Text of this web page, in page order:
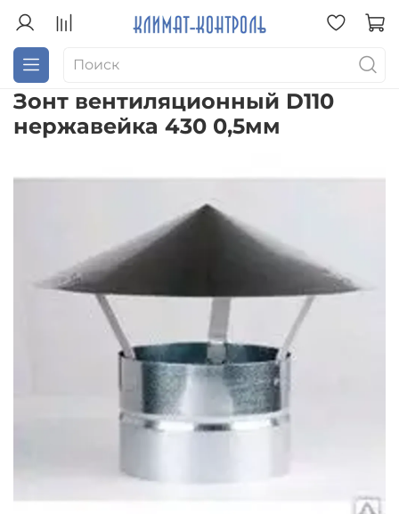
Зонт вентиляционный D110
нержавейка 430 0,5мм